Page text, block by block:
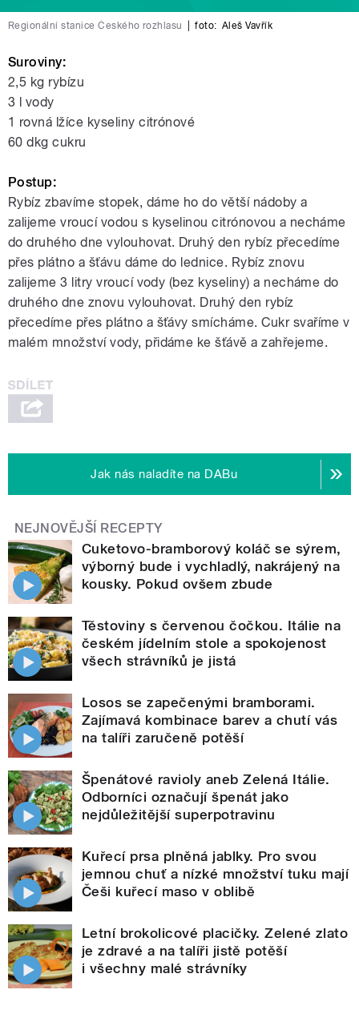
Regionální stanice Českého rozhlasu foto: Aleš Vavřík
Suroviny:
2,5 kg rybízu
3 l vody
1 rovná lžíce kyseliny citrónové
60 dkg cukru
Postup:
Rybíz zbavíme stopek, dáme ho do větší nádoby a
zalijeme vroucí vodou s kyselinou citrónovou a necháme
do druhého dne vylouhovat. Druhý den rybíz přecedíme
přes plátno a šťávu dáme do lednice. Rybíz znovu
zalijeme 3 litry vroucí vody (bez kyseliny) a necháme do
druhého dne znovu vylouhovat. Druhý den rybíz
přecedíme přes plátno a šťávy smícháme. Cukr svaříme v
malém množství vody, přidáme ke šťávě a zahřejeme.
Jak nás naladíte na DABu
NEJNOVĚJŠÍ RECEPTY
Cuketovo-bramborový koláč se sýrem,
výborný bude i vychladlý, nakrájený na
kousky. Pokud ovšem zbude
Těstoviny s červenou čočkou. Itálie na
českém jídelním stole a spokojenost
všech strávníků je jistá
Losos se zapečenými bramborami.
Zajímavá kombinace barev a chutí vás
na talíři zaručeně potěší
Špenátové ravioly aneb Zelená Itálie.
Odborníci označují špenát jako
nejdůležitější superpotravinu
Kuřecí prsa plněná jablky. Pro svou
jemnou chuť a nízké množství tuku mají
Češi kuřecí maso v oblibě
Letní brokolicové placičky. Zelené zlato
je zdravé a na talíři jistě potěší
i všechny malé strávníky